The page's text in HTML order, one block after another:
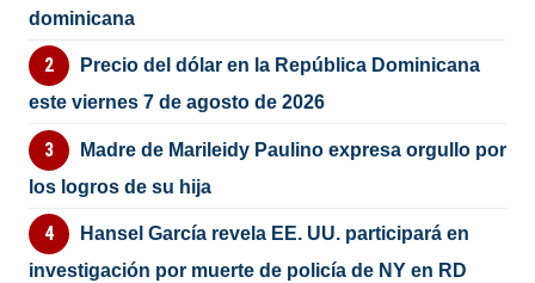
dominicana
Precio del dólar en la República Dominicana
este viernes 7 de agosto de 2026
Madre de Marileidy Paulino expresa orgullo por
los logros de su hija
Hansel García revela EE. UU. participará en
investigación por muerte de policía de NY en RD